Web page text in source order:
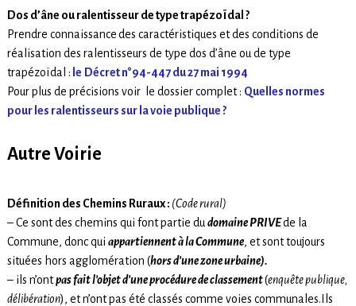
Dos d’âne ou ralentisseur de type trapézoïdal ?
Prendre connaissancedes caractéristiques et des conditions de
réalisation des ralentisseurs de type dos d’âne ou de type
trapézoïdal : le Décret n°94-447 du 27 mai 1994
Pour plus de précisions voir le dossier complet : Quelles normes
pour les ralentisseurs sur la voie publique ?
Autre Voirie
Définition des Chemins Ruraux : (Code rural)
– Ce sont des chemins qui font partie du domaine PRIVEde la
Commune, donc qui appartiennent à la Commune, et sont toujours
situées hors agglomération (hors d’une zone urbaine).
– ils n’ontpas fait l’objet d’une procédure de classement(enquête publique,
délibération), et n’ont pas été classés comme voies communales.Ils